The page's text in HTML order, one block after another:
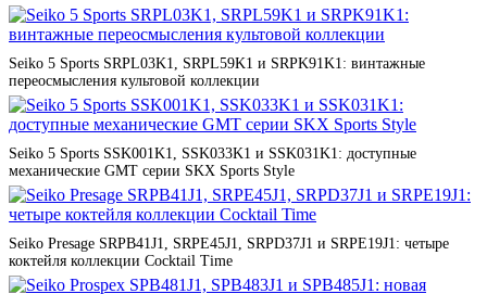
Seiko 5 Sports SRPL03K1, SRPL59K1 и SRPK91K1: винтажные
переосмысления культовой коллекции
Seiko 5 Sports SSK001K1, SSK033K1 и SSK031K1: доступные
механические GMT серии SKX Sports Style
Seiko Presage SRPB41J1, SRPE45J1, SRPD37J1 и SRPE19J1: четыре
коктейля коллекции Cocktail Time